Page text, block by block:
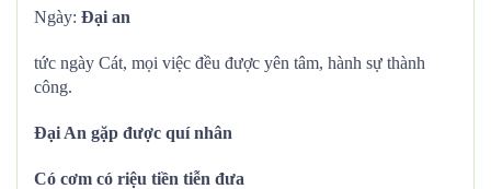
Ngày: Đại an
tức ngày Cát, mọi việc đều được yên tâm, hành sự thành
công.
Đại An gặp được quí nhân
Có cơm có riệu tiền tiễn đưa